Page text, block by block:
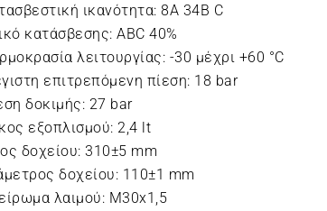
ικανότητα: 8A 34B C
κατάσβεσης: ABC 40%
λειτουργίας: -30 μέχρι +60 °C
επιτρεπόμενη πίεση: 18 bar
δοκιμής: 27 bar
εξοπλισμού: 2,4 lt
δοχείου: 310±5 mm
δοχείου: 110±1 mm
λαιμού: M30x1,5